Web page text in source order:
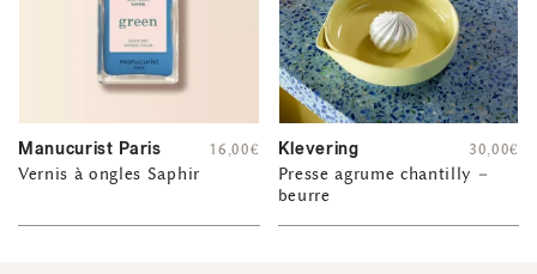
Manucurist Paris
Vernis à ongles Saphir
16,00€ Klevering
Presse agrume chantilly –
beurre
30,00€